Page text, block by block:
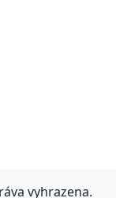
vyhrazena.